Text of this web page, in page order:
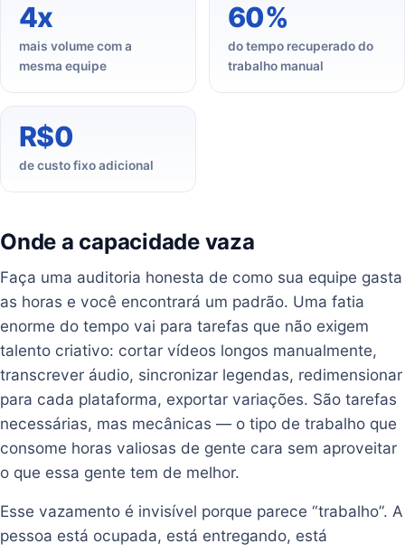
4x
mais volume com a
mesma equipe
60%
do tempo recuperado do
trabalho manual
R$0
de custo fixo adicional
Onde a capacidade vaza
Faça uma auditoria honesta de como sua equipe gasta
as horas e você encontrará um padrão. Uma fatia
enorme do tempo vai para tarefas que não exigem
talento criativo: cortar vídeos longos manualmente,
transcrever áudio, sincronizar legendas, redimensionar
para cada plataforma, exportar variações. São tarefas
necessárias, mas mecânicas — o tipo de trabalho que
consome horas valiosas de gente cara sem aproveitar
o que essa gente tem de melhor.
Esse vazamento é invisível porque parece “trabalho”. A
pessoa está ocupada, está entregando, está